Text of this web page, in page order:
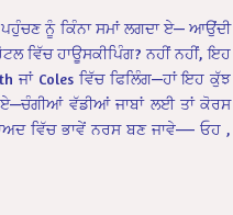
ਨੂੰ ਕਿੰਨਾ ਸਮਾਂ ਲਗਦਾ ਏ— ਆਉਂਦੀ
ਵਿੱਚ ਹਾਊਸਕੀਪਿੰਗ? ਨਹੀਂ ਨਹੀਂ, ਇਹ
ਜਾਂ Coles ਵਿੱਚ ਫਿਲਿੰਗ—ਹਾਂ ਇਹ ਕੁੱਝ
ਵੱਡੀਆਂ ਜਾਬਾਂ ਲਈ ਤਾਂ ਕੋਰਸ
ਵਿੱਚ ਭਾਵੇਂ ਨਰਸ ਬਣ ਜਾਵੇ—– ਓਹ ,